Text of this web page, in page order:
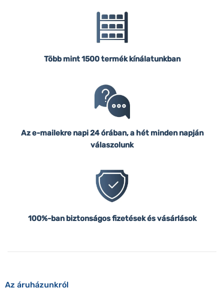
Több mint 1500 termék kínálatunkban
Az e-mailekre napi 24 órában, a hét minden napján
válaszolunk
100%-ban biztonságos fizetések és vásárlások
Az áruházunkról